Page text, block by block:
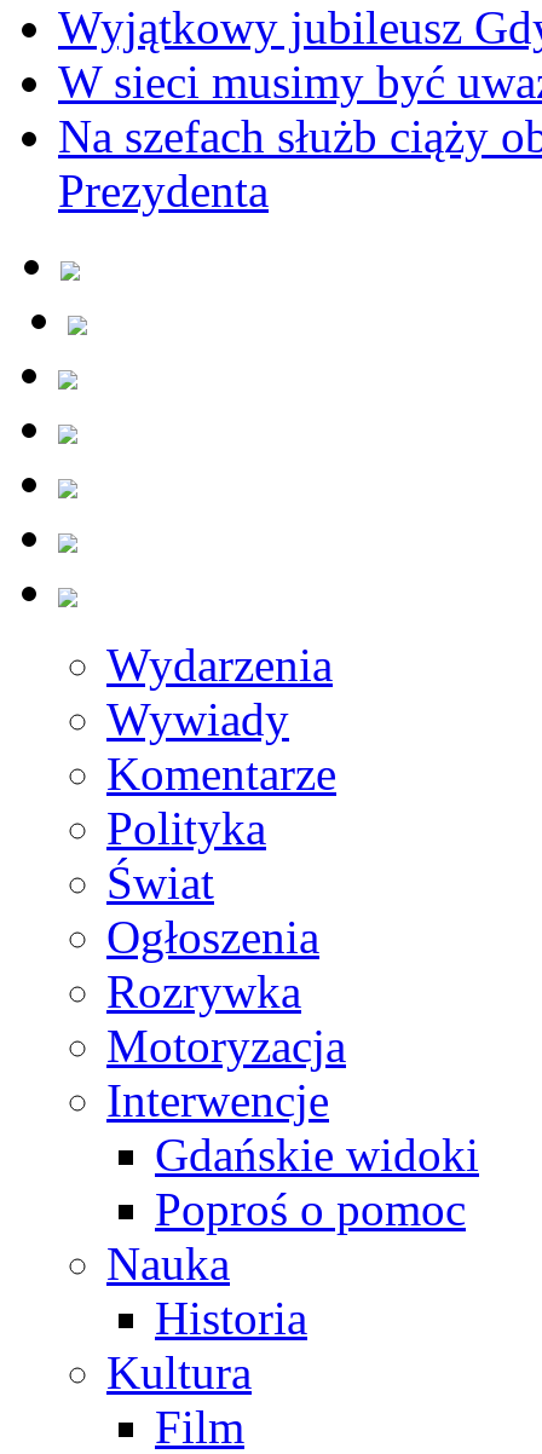
Wyjątkowy jubileusz
W sieci musimy być
Na szefach służb ciąży
Prezydenta
Wydarzenia
Wywiady
Komentarze
Polityka
Świat
Ogłoszenia
Rozrywka
Motoryzacja
Interwencje
Gdańskie widoki
Poproś o pomoc
Nauka
Historia
Kultura
Film